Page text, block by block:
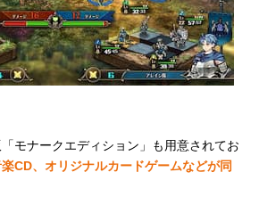
モナークエディション」も用意されてお
CD、オリジナルカードゲームなどが同